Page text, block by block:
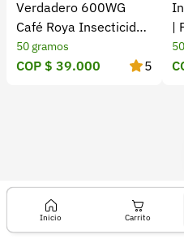
0
S
L
e
b
Verdadero 600WG
Café Roya Insecticida
Fungicida ICA
50 gramos
COP $ 39.000 5
|
contacto@croper.com
© 2026 Croper.com Todos los
Versión 5.45.0
Inicio Carrito